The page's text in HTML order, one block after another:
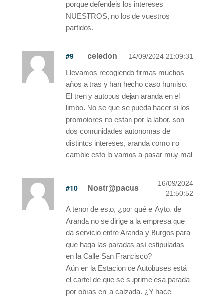
porque defendeis los intereses
NUESTROS, no los de vuestros
partidos.
#9 celedon 14/09/2024 21:09:31
Llevamos recogiendo firmas muchos
años a tras y han hecho caso humiso.
El tren y autobus dejan aranda en el
limbo. No se que se pueda hacer si los
promotores no estan por la labor. son
dos comunidades autonomas de
distintos intereses, aranda como no
cambie esto lo vamos a pasar muy mal
#10 Nostr@pacus
16/09/2024
21:50:52
A tenor de esto, ¿por qué el Ayto. de
Aranda no se dirige a la empresa que
da servicio entre Aranda y Burgos para
que haga las paradas así estipuladas
en la Calle San Francisco?
Aún en la Estacion de Autobuses está
el cartel de que se suprime esa parada
por obras en la calzada. ¿Y hace